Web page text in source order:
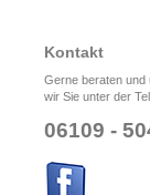
Kontakt
Gerne beraten und
wir Sie unter der
06109 -